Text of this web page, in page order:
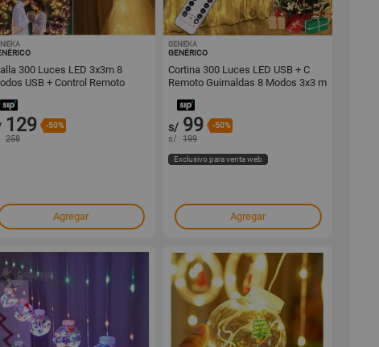
300 Luces LED 3x3m 8
USB + Control Remoto
129 -50%
258
Agregar
GENIEKA
GENÉRICO
Cortina 300 Luces LED USB + C
Remoto Guirnaldas 8 Modos 3x3 m
s/ 99 -50%
s/ 199
Exclusivo para venta web
Agregar